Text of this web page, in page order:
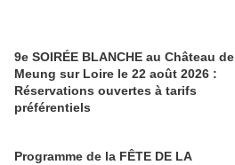
9e SOIRÉE BLANCHE au Château de
Meung sur Loire le 22 août 2026 :
Réservations ouvertes à tarifs
préférentiels
Programme de la FÊTE DE LA